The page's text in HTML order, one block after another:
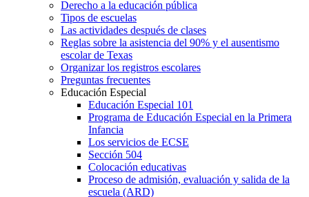
Derecho a la educación pública
Tipos de escuelas
Las actividades después de clases
Reglas sobre la asistencia del 90% y el ausentismo
escolar de Texas
Organizar los registros escolares
Preguntas frecuentes
Educación Especial
Educación Especial 101
Programa de Educación Especial en la Primera
Infancia
Los servicios de ECSE
Sección 504
Colocación educativas
Proceso de admisión, evaluación y salida de la
escuela (ARD)